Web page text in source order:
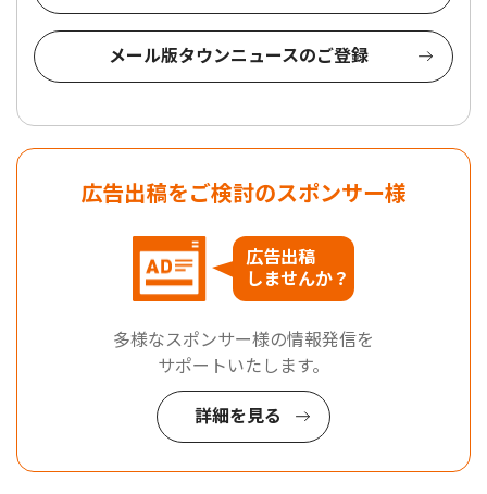
メール版タウンニュースのご登録
広告出稿をご検討のスポンサー様
広告出稿
しませんか？
多様なスポンサー様の情報発信を
サポートいたします。
詳細を見る